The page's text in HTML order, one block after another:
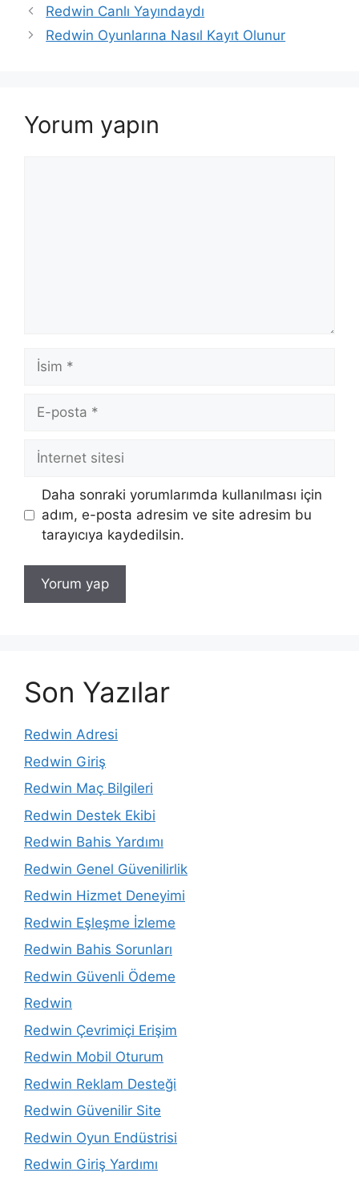
Redwin Canlı Yayındaydı
Redwin Oyunlarına Nasıl Kayıt Olunur
Yorum yapın
İsim
posta
İnternet
sitesi
Daha sonraki yorumlarımda kullanılması için
adım, e-posta adresim ve site adresim bu
tarayıcıya kaydedilsin.
Son Yazılar
Redwin Adresi
Redwin Giriş
Redwin Maç Bilgileri
Redwin Destek Ekibi
Redwin Bahis Yardımı
Redwin Genel Güvenilirlik
Redwin Hizmet Deneyimi
Redwin Eşleşme İzleme
Redwin Bahis Sorunları
Redwin Güvenli Ödeme
Redwin
Redwin Çevrimiçi Erişim
Redwin Mobil Oturum
Redwin Reklam Desteği
Redwin Güvenilir Site
Redwin Oyun Endüstrisi
Redwin Giriş Yardımı